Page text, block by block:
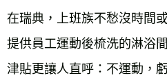
在瑞典，上班族不愁沒時間
提供員工運動後梳洗的淋浴
津貼更讓人直呼：不運動，